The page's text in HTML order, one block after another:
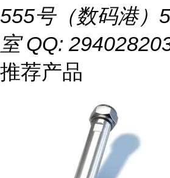
555号（数码港）
室 QQ:
推荐产品